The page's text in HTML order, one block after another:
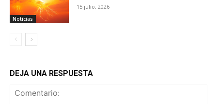
Noticias
15 julio, 2026
DEJA UNA RESPUESTA